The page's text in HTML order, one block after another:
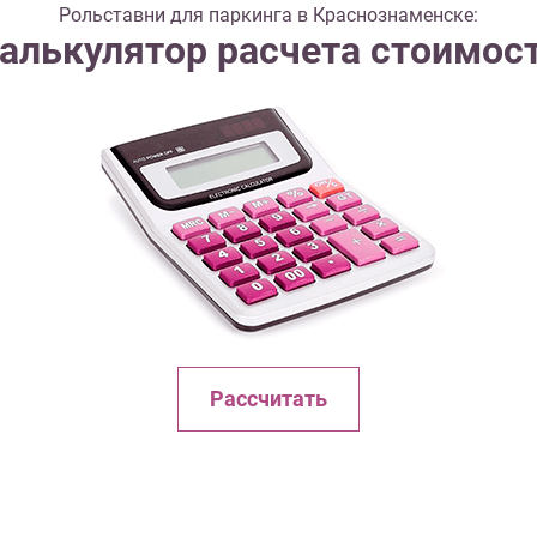
Рольставни для паркинга в Краснознаменске:
расчета
Рассчитать